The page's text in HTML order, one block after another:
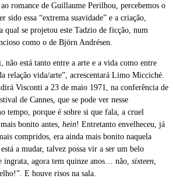
romance de Guillaume Perilhou, percebemos o
sido essa “extrema suavidade” e a criação,
qual se projetou este Tadzio de ficção, num
como o de Björn Andrésen.
não está tanto entre a arte e a vida como entre
relação vida/arte”, acrescentará Limo Micciché.
Visconti a 23 de maio 1971, na conferência de
de Cannes, que se pode ver nesse
tempo, porque é sobre si que fala, a cruel
bonito antes, hein! Entretanto envelheceu, já
compridos, era ainda mais bonito naquela
a mudar, talvez possa vir a ser um belo
agora tem quinze anos… não, sixteen
E houve risos na sala.